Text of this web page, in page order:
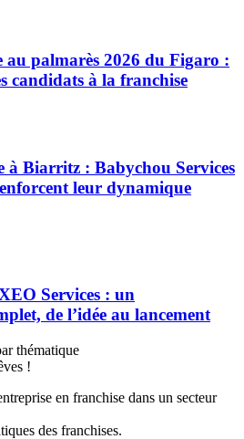
palmarès 2026 du Figaro :
candidats à la franchise
à Biarritz : Babychou Services
leur dynamique
Services : un
de l’idée au lancement
thématique
!
en franchise dans un secteur
des franchises.